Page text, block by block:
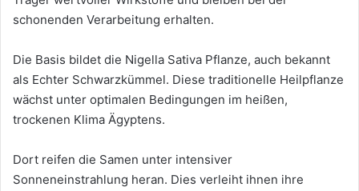
schonenden Verarbeitung erhalten.
Die Basis bildet die Nigella Sativa Pflanze, auch bekannt
als Echter Schwarzkümmel. Diese traditionelle Heilpflanze
wächst unter optimalen Bedingungen im heißen,
trockenen Klima Ägyptens.
Dort reifen die Samen unter intensiver
Sonneneinstrahlung heran. Dies verleiht ihnen ihre